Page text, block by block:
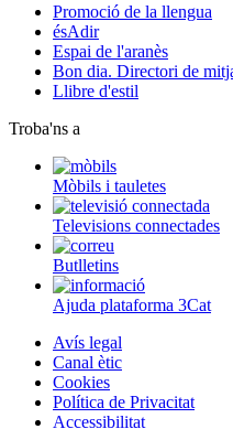
Promoció de la llengua
ésAdir
Espai de l'aranès
Bon dia. Directori de
Llibre d'estil
Troba'ns a
Mòbils i tauletes
Televisions connectades
Butlletins
Ajuda plataforma 3Cat
Avís legal
Canal ètic
Cookies
Política de Privacitat
Accessibilitat